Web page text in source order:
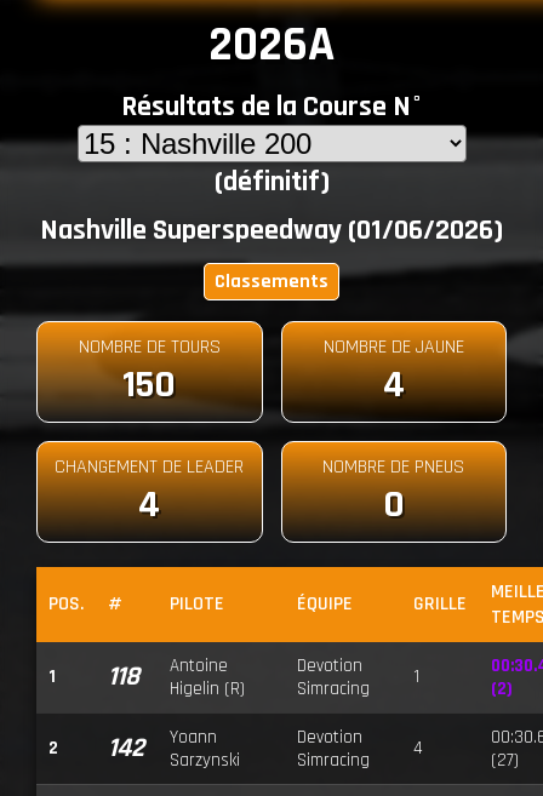
2026A
Résultats de la Course N°
(définitif)
Nashville Superspeedway (01/06/2026)
Classements
NOMBRE DE TOURS
150
NOMBRE DE JAUNE
4
CHANGEMENT DE LEADER
4
NOMBRE DE PNEUS
0
POS. # PILOTE ÉQUIPE GRILLE
1 118
Antoine
Higelin (R)
Devotion
Simracing
1
(2)
2 142
Yoann
Sarzynski
Devotion
Simracing
4
(27)